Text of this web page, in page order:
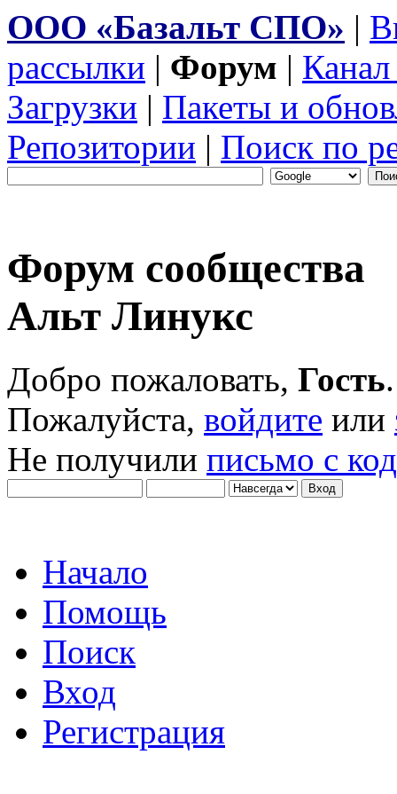
ООО «Базальт СПО» |
рассылки | Форум |
Загрузки | Пакеты и
Репозитории | Поиск по
Форум сообщества
Альт Линукс
Добро пожаловать, Гость.
Пожалуйста, войдите или
Не получили письмо с
Начало
Помощь
Поиск
Вход
Регистрация